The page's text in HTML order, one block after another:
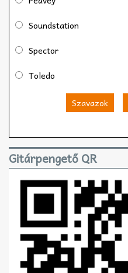
Soundstation
Spector
Toledo
Szavazok
Gitárpengető QR